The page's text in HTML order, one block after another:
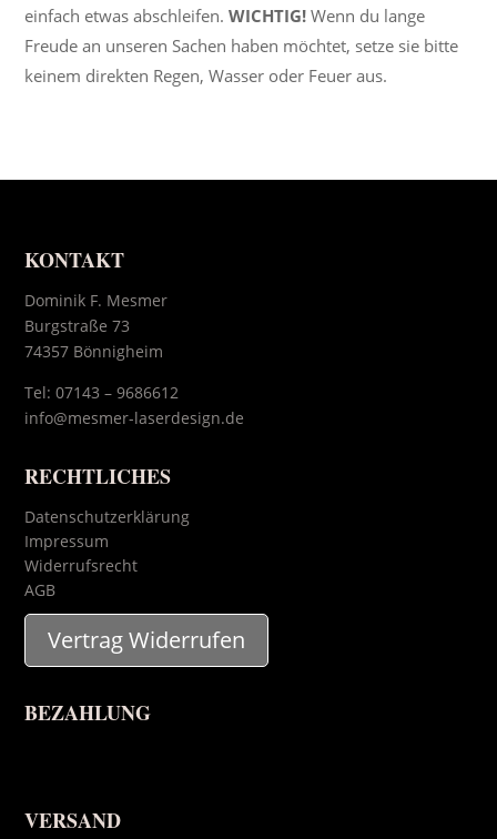
einfach etwas abschleifen.WICHTIG! Wenn du lange
Freude an unseren Sachen haben möchtet, setze sie bitte
keinem direkten Regen, Wasser oder Feuer aus.
KONTAKT
Dominik F. Mesmer
Burgstraße 73
74357 Bönnigheim
Tel:07143 – 9686612
info@mesmer-laserdesign.de
RECHTLICHES
Datenschutzerklärung
Impressum
Widerrufsrecht
AGB
Vertrag Widerrufen
BEZAHLUNG
VERSAND